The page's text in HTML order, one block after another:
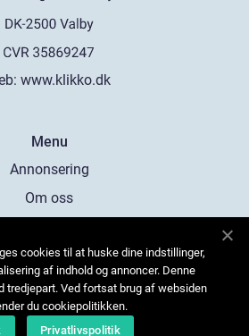
www.klikko.dk
Menu
Annonsering
Om oss
Kontakta oss
Sitemap
cookies til at huske dine indstillinger,
af indhold og annoncer. Denne
tredjepart. Ved fortsat brug af websiden
du cookiepolitikken.
Privatlivspolitik